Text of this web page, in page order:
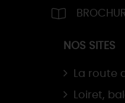
NOS SITES
La route
Loiret,